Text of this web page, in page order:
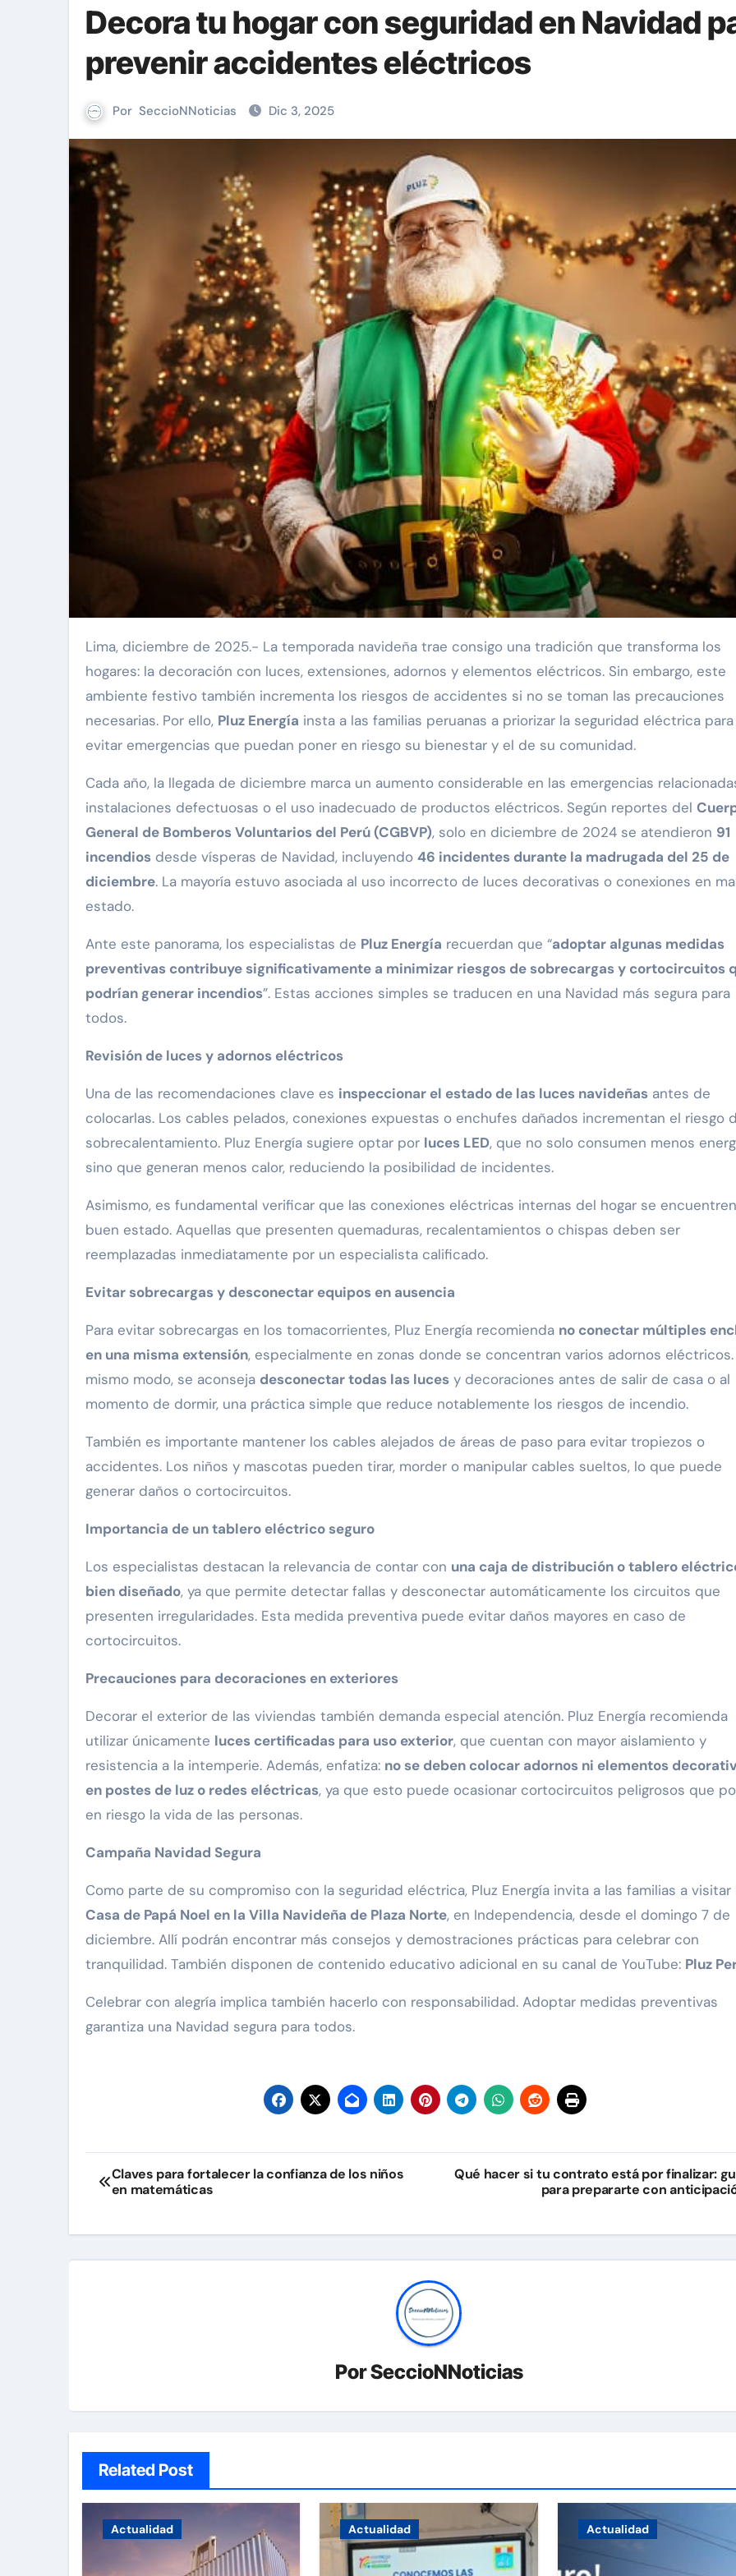
Decora tu hogar con seguridad en Navidad
prevenir accidentes eléctricos
Por SeccioNNoticias Dic 3, 2025
Lima, diciembre de 2025.- La temporada navideña trae consigo una tradición que transforma los
hogares: la decoración con luces, extensiones, adornos y elementos eléctricos. Sin embargo, este
ambiente festivo también incrementa los riesgos de accidentes si no se toman las precauciones
necesarias. Por ello, Pluz Energía insta a las familias peruanas a priorizar la seguridad eléctrica para
evitar emergencias que puedan poner en riesgo su bienestar y el de su comunidad.
Cada año, la llegada de diciembre marca un aumento considerable en las emergencias
instalaciones defectuosas o el uso inadecuado de productos eléctricos. Según reportes del
General de Bomberos Voluntarios del Perú (CGBVP), solo en diciembre de 2024 se atendieron 91
incendios desde vísperas de Navidad, incluyendo 46 incidentes durante la madrugada del 25 de
diciembre. La mayoría estuvo asociada al uso incorrecto de luces decorativas o conexiones en
estado.
Ante este panorama, los especialistas de Pluz Energía recuerdan que “adoptar algunas medidas
preventivas contribuye significativamente a minimizar riesgos de sobrecargas y cortocircuitos
podrían generar incendios”. Estas acciones simples se traducen en una Navidad más segura para
todos.
Revisión de luces y adornos eléctricos
Una de las recomendaciones clave es inspeccionar el estado de las luces navideñas antes de
colocarlas. Los cables pelados, conexiones expuestas o enchufes dañados incrementan el riesgo
sobrecalentamiento. Pluz Energía sugiere optar por luces LED, que no solo consumen menos
sino que generan menos calor, reduciendo la posibilidad de incidentes.
Asimismo, es fundamental verificar que las conexiones eléctricas internas del hogar se
buen estado. Aquellas que presenten quemaduras, recalentamientos o chispas deben ser
reemplazadas inmediatamente por un especialista calificado.
Evitar sobrecargas y desconectar equipos en ausencia
Para evitar sobrecargas en los tomacorrientes, Pluz Energía recomienda no conectar múltiples
en una misma extensión, especialmente en zonas donde se concentran varios adornos eléctricos.
mismo modo, se aconseja desconectar todas las luces y decoraciones antes de salir de casa o al
momento de dormir, una práctica simple que reduce notablemente los riesgos de incendio.
También es importante mantener los cables alejados de áreas de paso para evitar tropiezos o
accidentes. Los niños y mascotas pueden tirar, morder o manipular cables sueltos, lo que puede
generar daños o cortocircuitos.
Importancia de un tablero eléctrico seguro
Los especialistas destacan la relevancia de contar con una caja de distribución o tablero
bien diseñado, ya que permite detectar fallas y desconectar automáticamente los circuitos que
presenten irregularidades. Esta medida preventiva puede evitar daños mayores en caso de
cortocircuitos.
Precauciones para decoraciones en exteriores
Decorar el exterior de las viviendas también demanda especial atención. Pluz Energía recomienda
utilizar únicamente luces certificadas para uso exterior, que cuentan con mayor aislamiento y
resistencia a la intemperie. Además, enfatiza: no se deben colocar adornos ni elementos
en postes de luz o redes eléctricas, ya que esto puede ocasionar cortocircuitos peligrosos que
en riesgo la vida de las personas.
Campaña Navidad Segura
Como parte de su compromiso con la seguridad eléctrica, Pluz Energía invita a las familias a visitar
Casa de Papá Noel en la Villa Navideña de Plaza Norte, en Independencia, desde el domingo 7 de
diciembre. Allí podrán encontrar más consejos y demostraciones prácticas para celebrar con
tranquilidad. También disponen de contenido educativo adicional en su canal de YouTube: Pluz
Celebrar con alegría implica también hacerlo con responsabilidad. Adoptar medidas preventivas
garantiza una Navidad segura para todos.
Navegación
de
entradas
Claves para fortalecer la confianza de los niños
en matemáticas
Qué hacer si tu contrato está por finalizar:
para prepararte con
PorSeccioNNoticias
Related Post
Actualidad Actualidad Actualidad